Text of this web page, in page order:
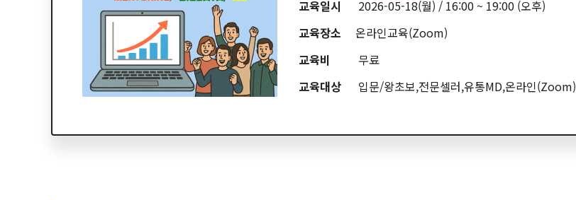
교육일시
2026-05-18(월) / 16:00 ~ 19:00 (오후)
교육장소
온라인교육(Zoom)
교육비
무료
교육대상
입문/왕초보,전문셀러,유통MD,온라인(Zoom)